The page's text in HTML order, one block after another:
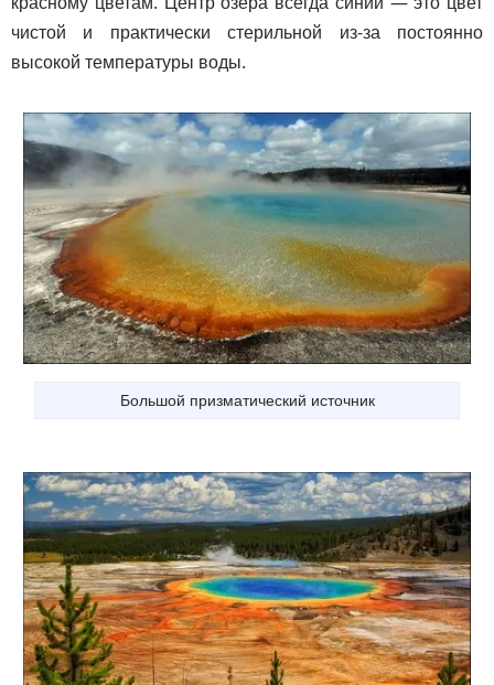
чистой и практически стерильной из-за постоянно
высокой температуры воды.
Большой призматический источник